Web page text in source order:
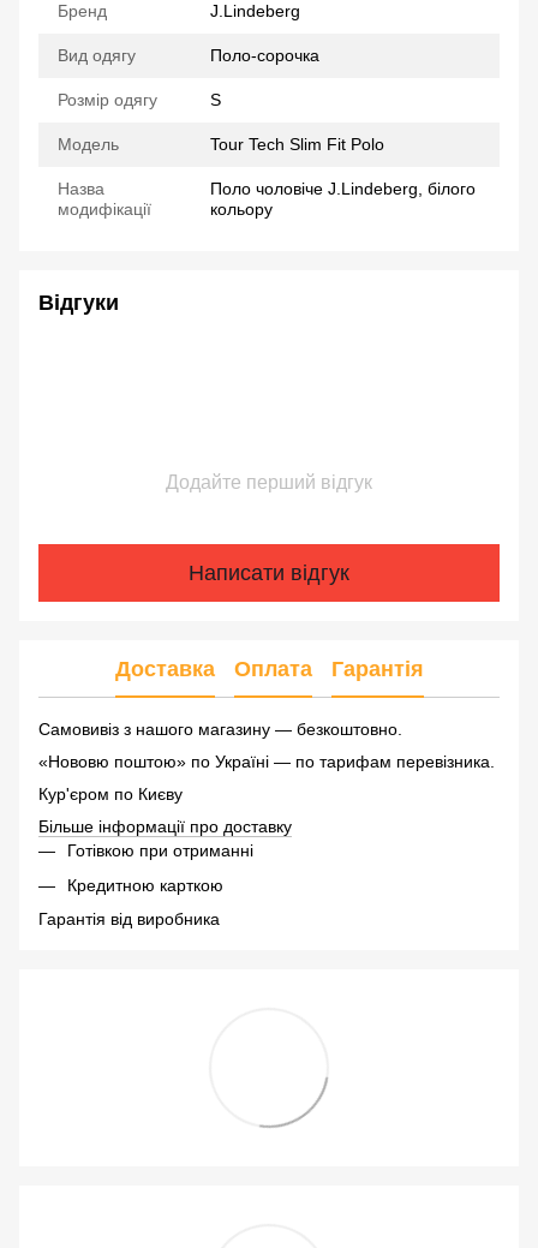
Бренд J.Lindeberg
Вид одягу Поло-сорочка
Розмір одягу S
Модель Tour Tech Slim Fit Polo
Назва
модифікації
Поло чоловіче J.Lindeberg, білого
кольору
Відгуки
Додайте перший відгук
Написати відгук
Доставка Оплата Гарантія
Самовивіз з нашого магазину — безкоштовно.
«Нововю поштою» по Україні — по тарифам перевізника.
Кур'єром по Києву
Більше інформації про доставку
Готівкою при отриманні
Кредитною карткою
Гарантія від виробника